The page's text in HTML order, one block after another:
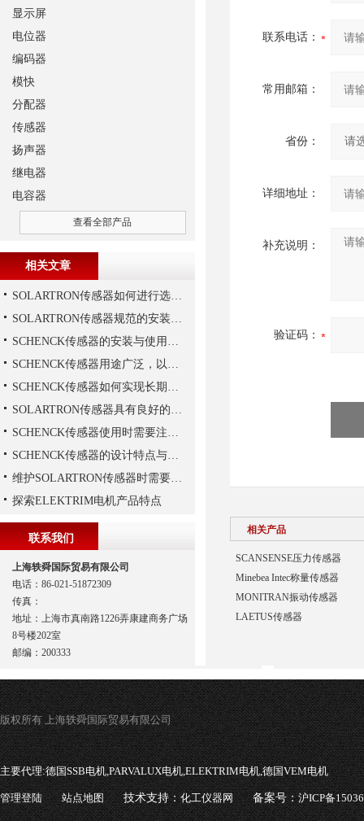
联系电话：
常用邮箱：
省份：
详细地址：
补充说明：
验证码：
相关产品
SCANSENSE压力传感器
Minebea Intec称量传感器
MONITRAN振动传感器
LAETUS传感器
显示屏
电位器
编码器
模快
分配器
传感器
扬声器
继电器
电容器
查看全部产品
相关文章
SOLARTRON传感器如何进行选择？
SOLARTRON传感器规范的安装技巧
SCHENCK传感器的安装与使用建议
SCHENCK传感器用途广泛，以下是一些常见的应用领域
SCHENCK传感器如何实现长期稳定性？
SOLARTRON传感器具有良好的稳定性和反应速度
SCHENCK传感器使用时需要注意这些
SCHENCK传感器的设计特点与优势
维护SOLARTRON传感器时需要注意以下技巧
探索ELEKTRIM电机产品特点
联系我们
上海轶舜国际贸易有限公司
电话：86-021-51872309
传真：
地址：上海市真南路1226弄康建商务广场
8号楼202室
邮编：200333
版权所有 上海轶舜国际贸易有限公司
主要代理:德国SSB电机,PARVALUX电机,ELEKTRIM电机,德国VEM电机
管理登陆 站点地图 技术支持：化工仪器网 备案号：沪ICP备